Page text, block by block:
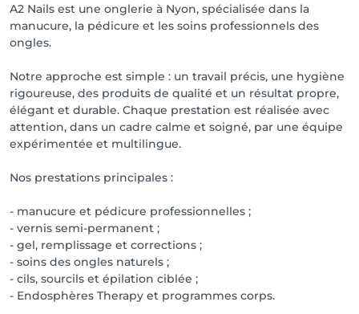
A2 Nails est une onglerie à Nyon, spécialisée dans la
manucure, la pédicure et les soins professionnels des
ongles.
Notre approche est simple : un travail précis, une hygiène
rigoureuse, des produits de qualité et un résultat propre,
élégant et durable. Chaque prestation est réalisée avec
attention, dans un cadre calme et soigné, par une équipe
expérimentée et multilingue.
Nos prestations principales :
- manucure et pédicure professionnelles ;
- vernis semi-permanent ;
- gel, remplissage et corrections ;
- soins des ongles naturels ;
- cils, sourcils et épilation ciblée ;
- Endosphères Therapy et programmes corps.